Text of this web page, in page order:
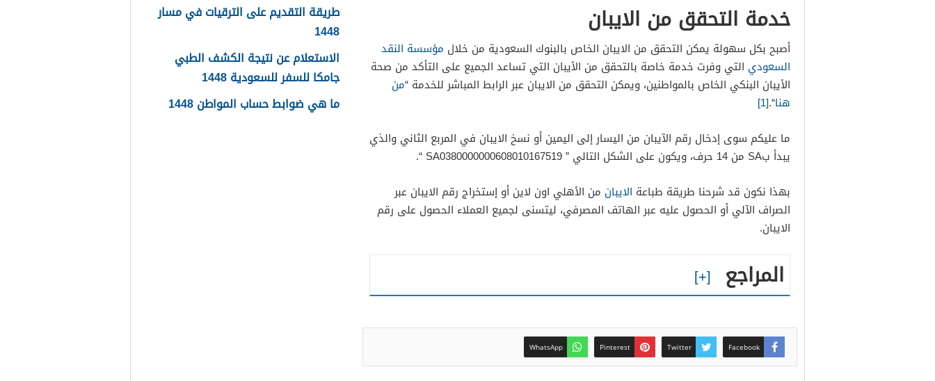
خدمة التحقق من الايبان
أصبح بكل سهولة يمكن التحقق من الايبان الخاص بالبنوك السعودية من خلال مؤسسة النقد
السعودي التي وفرت خدمة خاصة بالتحقق من الأيبان التي تساعد الجميع على التأكد من صحة
الأيبان البنكي الخاص بالمواطنين، ويمكن التحقق من الايبان عبر الرابط المباشر للخدمة “من
هنا“.
[1]
ما عليكم سوى إدخال رقم الآيبان من اليسار إلى اليمين أو نسخ الايبان في المربع الثاني والذي
يبدأ بSA من 14 حرف، ويكون على الشكل التالي ” SA0380000000608010167519 “.
بهذا نكون قد شرحنا طريقة طباعة الايبان من الأهلي اون لاين أو إستخراج رقم الايبان عبر
الصراف الآلي أو الحصول عليه عبر الهاتف المصرفي، ليتسنى لجميع العملاء الحصول على رقم
الايبان.
المراجع
Facebook
Twitter
Pinterest
WhatsApp
طريقة التقديم على الترقيات في مسار
1448
الاستعلام عن نتيجة الكشف الطبي
جامكا للسفر للسعودية 1448
ما هي ضوابط حساب المواطن 1448